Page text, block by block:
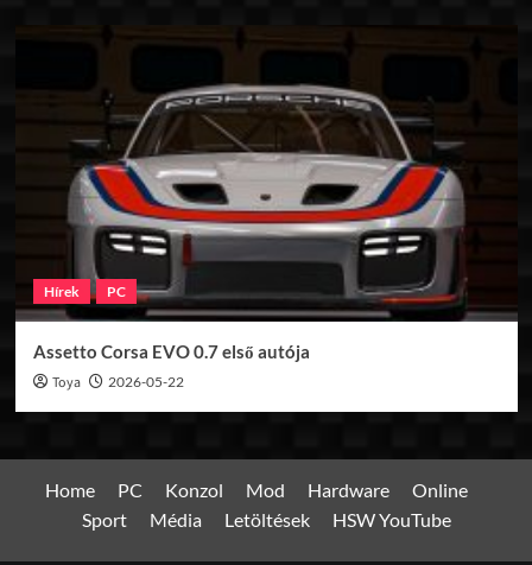
Hírek PC
Assetto Corsa EVO 0.7 első autója
Toya 2026-05-22
Home PC Konzol Mod Hardware
Online
Sport
Média Letöltések HSW YouTube